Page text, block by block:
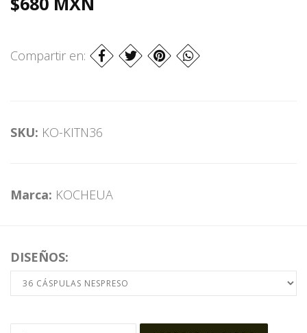
Compartir en:
SKU: KO-KITN36
Marca: KOCHEUA
DISEÑOS: